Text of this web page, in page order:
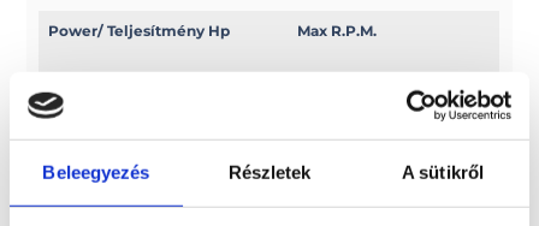
Beleegyezés Részletek A sütikről
Power/ Teljesítmény Hp
Power/ Teljesítmény Kw
Max R.P.M.
Swept volume